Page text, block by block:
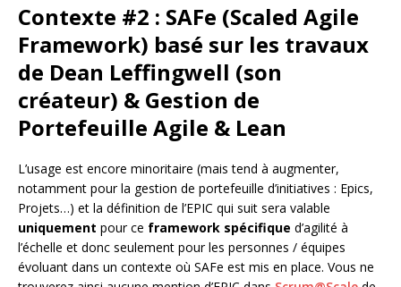
Contexte #2 : SAFe (Scaled Agile
Framework) basé sur les travaux
de Dean Leffingwell (son
créateur) & Gestion de
Portefeuille Agile & Lean
L’usage est encore minoritaire (mais tend à augmenter,
notamment pour la gestion de portefeuille d’initiatives : Epics,
Projets…) et la définition de l’EPIC qui suit sera valable
uniquement pour ce framework spécifique d’agilité à
l’échelle et donc seulement pour les personnes / équipes
évoluant dans un contexte où SAFe est mis en place. Vous ne